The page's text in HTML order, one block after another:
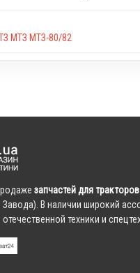
МТЗ МТЗ-80/82
запчастей для
В наличии широкий
техники и